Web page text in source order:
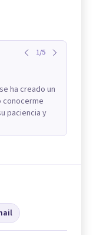
1/5
ha creado un
conocerme
paciencia y